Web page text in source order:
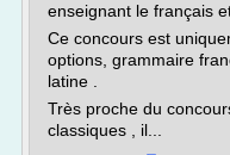
enseignant le français
Ce concours est
options, grammaire
latine .
Très proche du
classiques , il...